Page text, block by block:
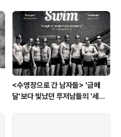
<수영장으로 간 남자들> '금메
달'보다 빛났던 루저남들의 '세라